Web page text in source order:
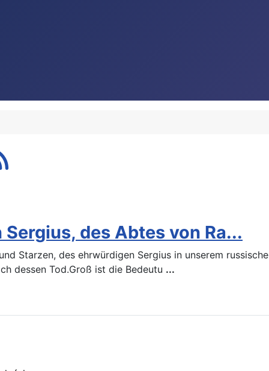
des Abtes von Ra...
Starzen, des ehrwürdigen Sergius in unserem
dessen Tod.Groß ist die Bedeutu ...